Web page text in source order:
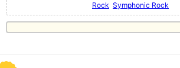
Rock Symphonic Rock